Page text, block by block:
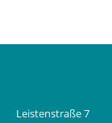
Leistenstraße 7